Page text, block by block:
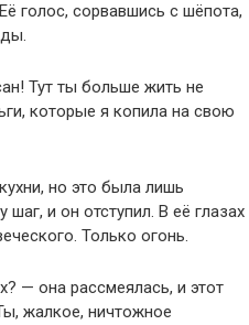
голос, сорвавшись с шёпота,
Тут ты больше жить не
которые я копила на свою
но это была лишь
и он отступил. В её глазах
Только огонь.
— она рассмеялась, и этот
жалкое, ничтожное